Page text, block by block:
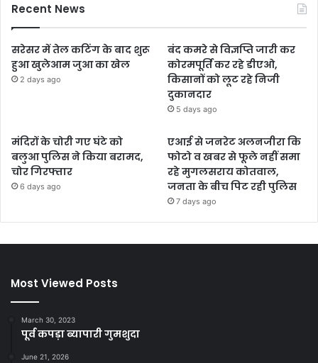
Recent News
सरेसर में तेल कटिंग के बाद शुरू
हुआ खुलेआम जुआ का खेल
2 days ago
बंद कमरे से विज्ञप्ति जारी कर
कोरमपूर्ति कर रहे डीएओ,
किसानों को लूट रहे निजी
दुकानदार
5 days ago
मंदिरों के चोरी गए घंटे को
बलुआ पुलिस ने किया बरामद,
चोर गिरफ्तार
6 days ago
एआई से जनरेट अलनजीरा कि
फोटो व खबर से फूले नहीं समा
रहे मुगलसराय कोतवाल,
जनता के बीच पिट रही पुलिस
7 days ago
Most Viewed Posts
March 30, 2023
पूर्व कपड़ा ब्यापारी गुमशुदा
June 21, 2026